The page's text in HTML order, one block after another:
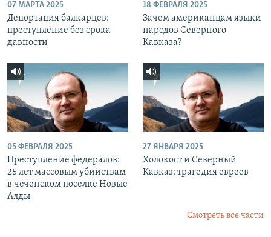
07 МАРТА 2025
Депортация балкарцев:
преступление без срока
давности
18 ФЕВРАЛЯ 2025
Зачем американцам языки
народов Северного
Кавказа?
05 ФЕВРАЛЯ 2025
Преступление федералов:
25 лет массовым убийствам
в чеченском поселке Новые
Алды
27 ЯНВАРЯ 2025
Холокост и Северный
Кавказ: трагедия евреев
Смотреть все части